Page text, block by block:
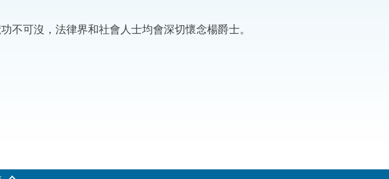
可沒，法律界和社會人士均會深切懷念楊爵士。